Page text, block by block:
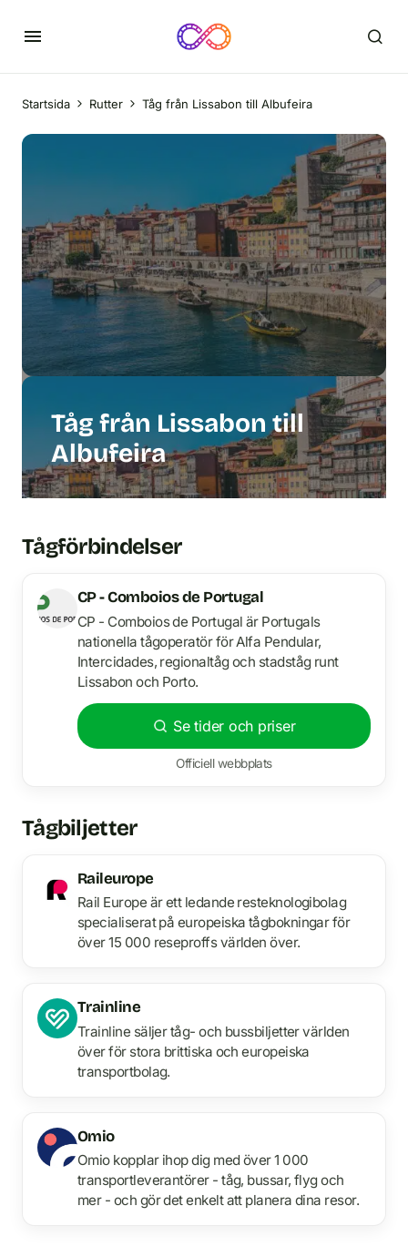
Startsida Rutter Tåg från Lissabon till Albufeira
Tåg från Lissabon till
Albufeira
Tågförbindelser
CP - Comboios de Portugal
CP - Comboios de Portugal är Portugals
nationella tågoperatör för Alfa Pendular,
Intercidades, regionaltåg och stadståg runt
Lissabon och Porto.
Se tider och priser
Officiell webbplats
Tågbiljetter
Raileurope
Rail Europe är ett ledande resteknologibolag
specialiserat på europeiska tågbokningar för
över 15 000 reseproffs världen över.
Trainline
Trainline säljer tåg- och bussbiljetter världen
över för stora brittiska och europeiska
transportbolag.
Omio
Omio kopplar ihop dig med över 1 000
transportleverantörer - tåg, bussar, flyg och
mer - och gör det enkelt att planera dina resor.